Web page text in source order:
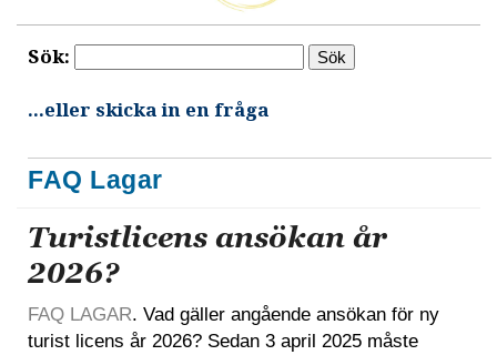
Sök:
...eller skicka in en fråga
FAQ Lagar
Turistlicens ansökan år
2026?
FAQ LAGAR. Vad gäller angående ansökan för ny
turist licens år 2026? Sedan 3 april 2025 måste